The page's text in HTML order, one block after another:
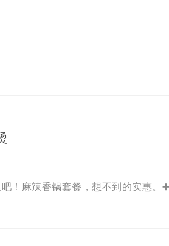
！麻辣香锅套餐，想不到的实惠。